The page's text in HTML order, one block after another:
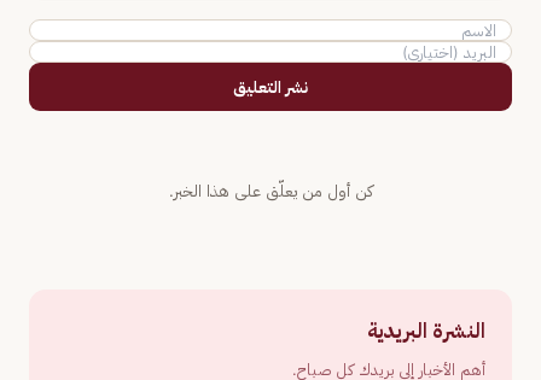
نشر التعليق
كن أول من يعلّق على هذا الخبر.
النشرة البريدية
أهم الأخبار إلى بريدك كل صباح.